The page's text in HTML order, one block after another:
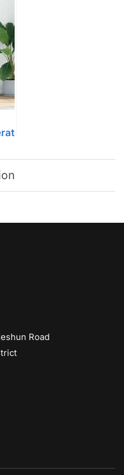
Road